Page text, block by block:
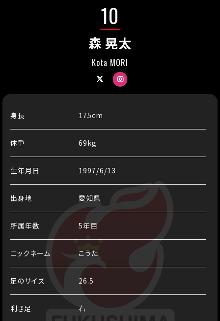
10
森 晃太
Kota MORI
TwitterInstagram
身長 175cm
体重 69kg
生年月日 1997/6/13
出身地 愛知県
所属年数 5年目
ニックネーム こうた
足のサイズ 26.5
利き足 右